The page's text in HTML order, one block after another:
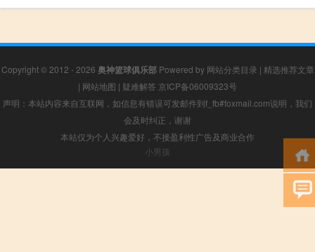
Copyright © 2012 - 2026 奥神篮球俱乐部Powered by 网站分类目录 | 精选推荐文章
| 网站地图 | 疑难解答 京ICP备06009323号
声明：本站内容来自互联网，如信息有错误可发邮件到f_fb#foxmail.com说明，我们
会及时纠正，谢谢
本站仅为个人兴趣爱好，不接盈利性广告及商业合作
小男孩